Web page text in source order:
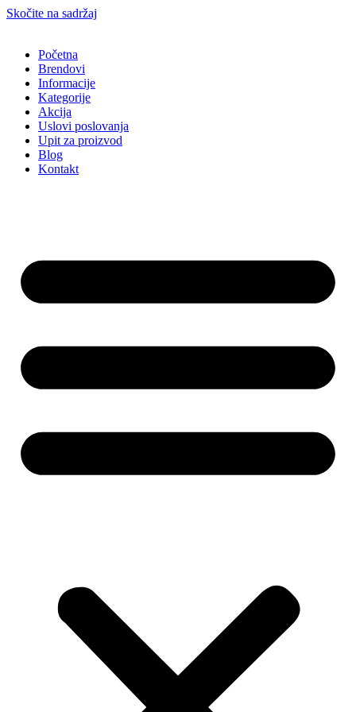
Skočite na sadržaj
Početna
Brendovi
Informacije
Kategorije
Akcija
Uslovi poslovanja
Upit za proizvod
Blog
Kontakt